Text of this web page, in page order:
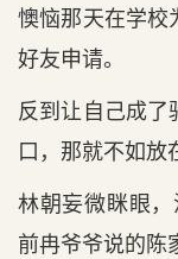
懊恼那天在学校
好友申请。
反到让自己成
口，那就不如放
林朝妄微眯眼
前冉爷爷说的陈